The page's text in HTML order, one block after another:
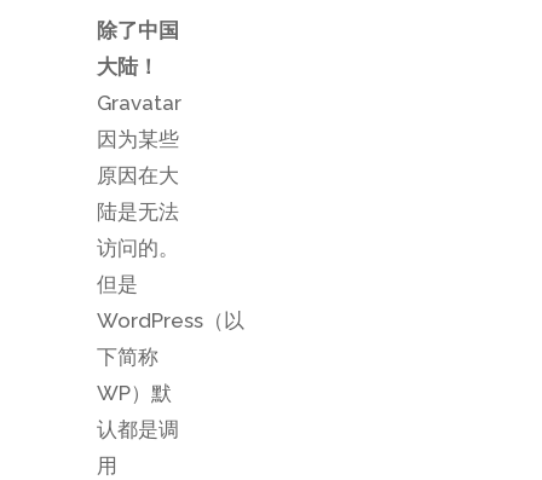
除了中国
大陆！
Gravatar
因为某些
原因在大
陆是无法
访问的。
但是
WordPress（以
下简称
WP）默
认都是调
用